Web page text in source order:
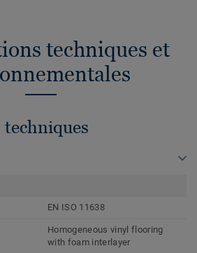
techniques et
techniques
EN ISO 11638
Homogeneous vinyl flooring
with foam interlayer